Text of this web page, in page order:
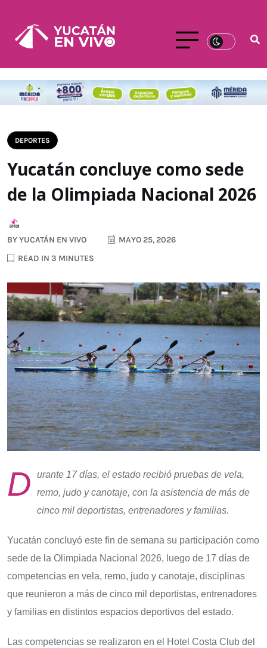
DEPORTES
Yucatán concluye como sede
de la Olimpiada Nacional 2026
BYYUCATÁN EN VIVO
MAYO 25, 2026
READ IN 3 MINUTES
D
urante 17 días, el estado recibió pruebas de vela,
remo, judo y canotaje, con la asistencia de más de
cinco mil deportistas, entrenadores y familias.
Yucatán concluyó este fin de semana su participación como
sede de la Olimpiada Nacional 2026, luego de 17 días de
competencias en vela, remo, judo y canotaje, disciplinas
que reunieron a más de cinco mil deportistas, entrenadores
y familias en distintos espacios deportivos del estado.
Las competencias se realizaron en el Hotel Costa Club del